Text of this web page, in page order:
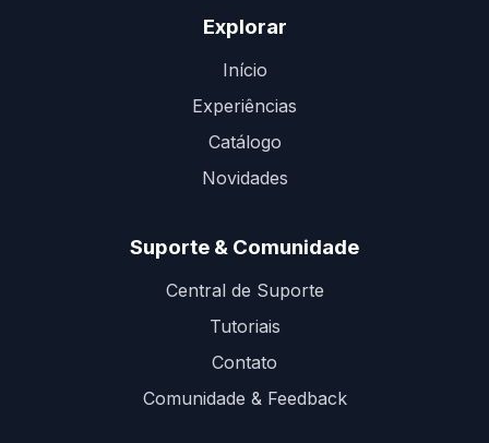
Explorar
Início
Experiências
Catálogo
Novidades
Suporte & Comunidade
Central de Suporte
Tutoriais
Contato
Comunidade & Feedback